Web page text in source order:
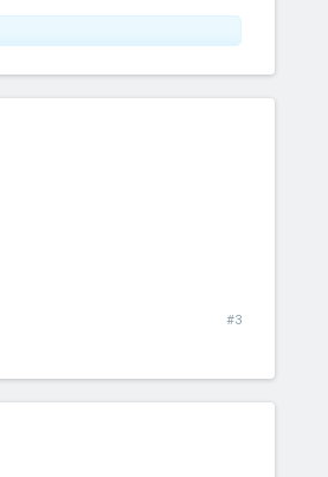
#3